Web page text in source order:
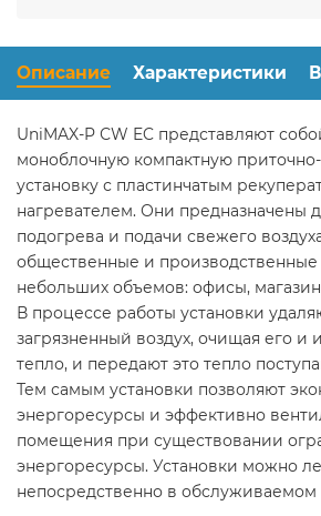
Описание Характеристики
UniMAX-P СW EC представляют
моноблочную компактную
установку с пластинчатым
нагревателем. Они предназначены
подогрева и подачи свежего
общественные и
небольших объемов: офисы,
В процессе работы установки
загрязненный воздух, очищая его и
тепло, и передают это тепло
Тем самым установки позволяют
энергоресурсы и эффективно
помещения при существовании
энергоресурсы. Установки можно
непосредственно в